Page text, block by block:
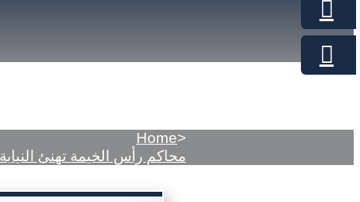
Home>
محاكم رأس الخيمة تهنئ النيابة